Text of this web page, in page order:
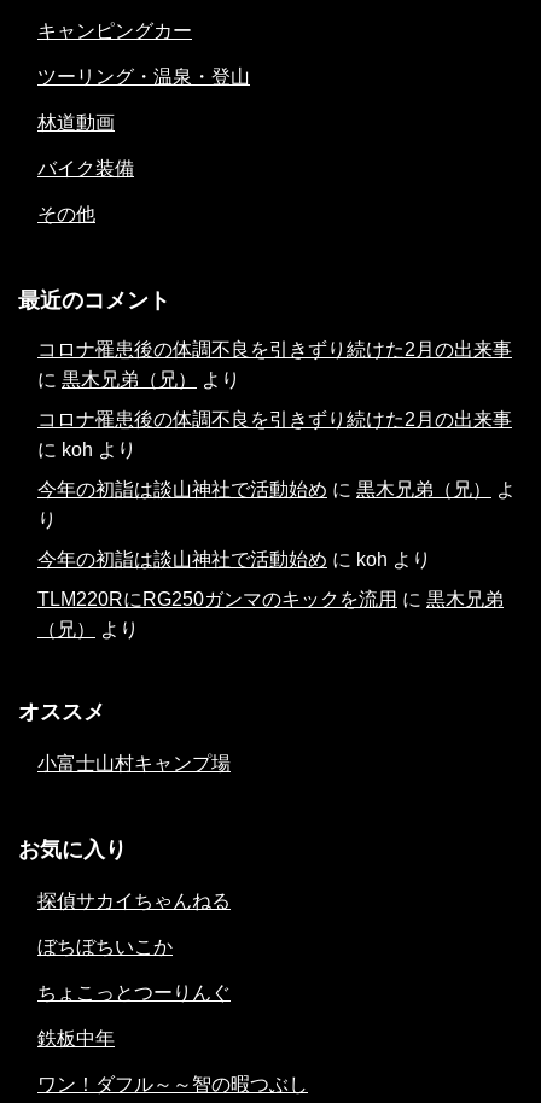
キャンピングカー
ツーリング・温泉・登山
林道動画
バイク装備
その他
最近のコメント
コロナ罹患後の体調不良を引きずり続けた2月の出来事
に 黒木兄弟（兄）
より
コロナ罹患後の体調不良を引きずり続けた2月の出来事
に koh より
今年の初詣は談山神社で活動始め に 黒木兄弟（兄）
よ
り
今年の初詣は談山神社で活動始め に koh より
TLM220RにRG250ガンマのキックを流用 に 黒木兄弟
（兄）
より
オススメ
小富士山村キャンプ場
お気に入り
探偵サカイちゃんねる
ぼちぼちいこか
ちょこっとつーりんぐ
鉄板中年
ワン！ダフル～～智の暇つぶし